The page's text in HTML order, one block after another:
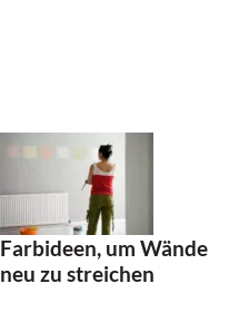
Farbideen, um Wände
neu zu streichen